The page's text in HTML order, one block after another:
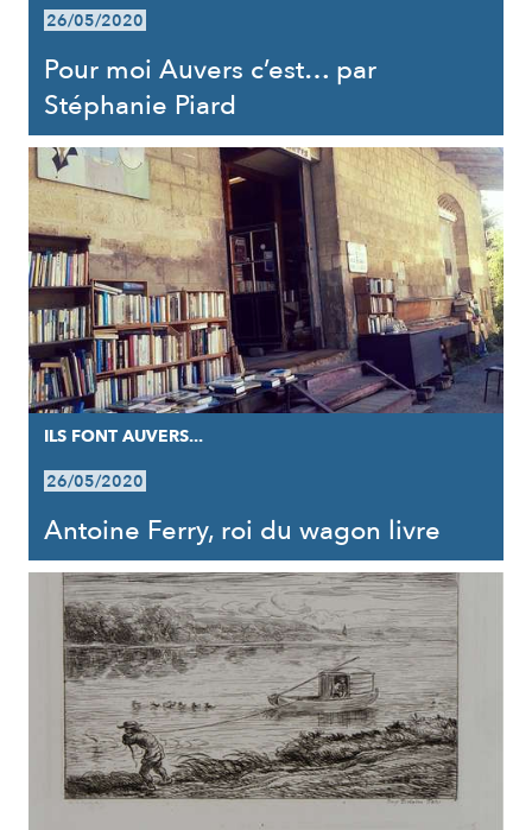
26/05/2020
Pour moi Auvers c’est… par
Stéphanie Piard
ILS FONT AUVERS...
26/05/2020
Antoine Ferry, roi du wagon livre